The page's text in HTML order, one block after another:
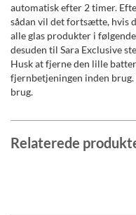
automatisk efter 2 timer.
sådan vil det fortsætte, hvis
alle glas produkter i
desuden til Sara Exclusive
Husk at fjerne den lille
fjernbetjeningen inden
brug.
Relaterede